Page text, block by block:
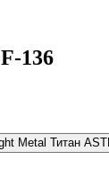
136
Ножка лабрета Heart 1.2*6 мм Right Metal